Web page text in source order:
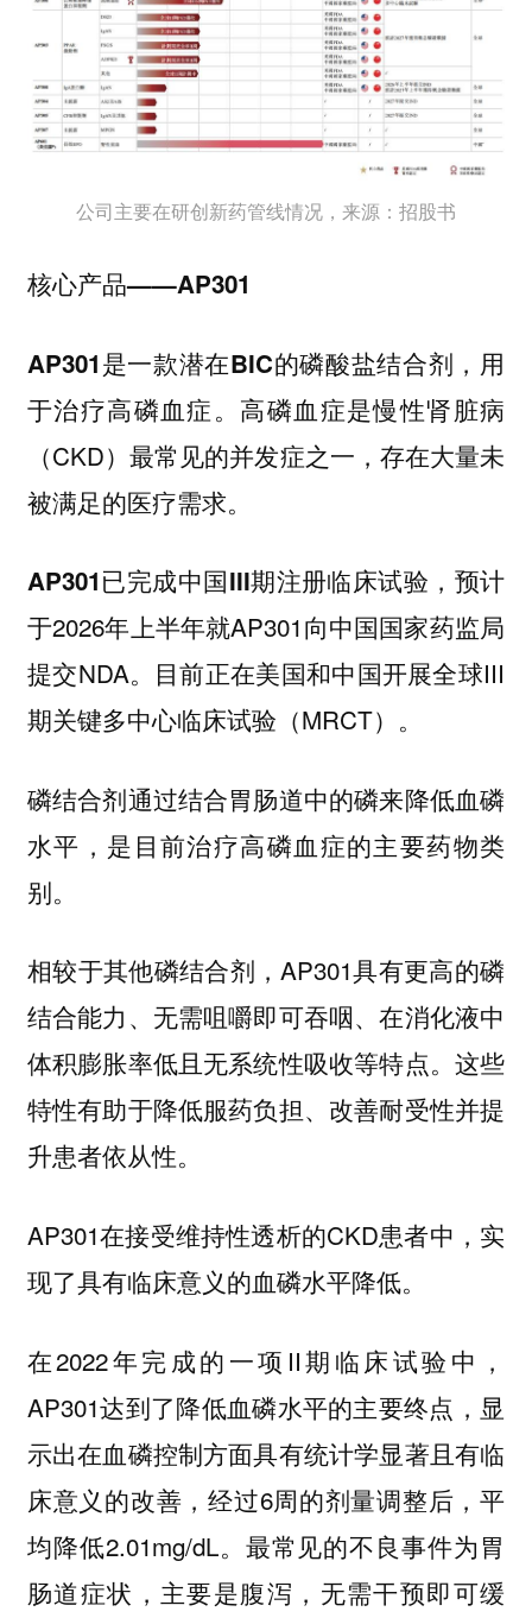
公司主要在研创新药管线情况，来源：招股书
核心产品——AP301
AP301是一款潜在BIC的磷酸盐结合剂，用
于治疗高磷血症。高磷血症是慢性肾脏病
（CKD）最常见的并发症之一，存在大量未
被满足的医疗需求。
AP301已完成中国III期注册临床试验 ，预计
于2026年上半年就AP301向中国国家药监局
提交NDA。目前正在美国和中国开展全球III
期关键多中心临床试验（MRCT）。
磷结合剂通过结合胃肠道中的磷来降低血磷
水平，是目前治疗高磷血症的主要药物类
别。
相较于其他磷结合剂，AP301具有更高的磷
结合能力、无需咀嚼即可吞咽、在消化液中
体积膨胀率低且无系统性吸收等特点。这些
特性有助于降低服药负担、改善耐受性并提
升患者依从性。
AP301在接受维持性透析的CKD患者中，实
现了具有临床意义的血磷水平降低。
在2022年完成的一项II期临床试验中，
AP301达到了降低血磷水平的主要终点，显
示出在血磷控制方面具有统计学显著且有临
床意义的改善，经过6周的剂量调整后，平
均降低2.01mg/dL。最常见的不良事件为胃
肠道症状，主要是腹泻，无需干预即可缓